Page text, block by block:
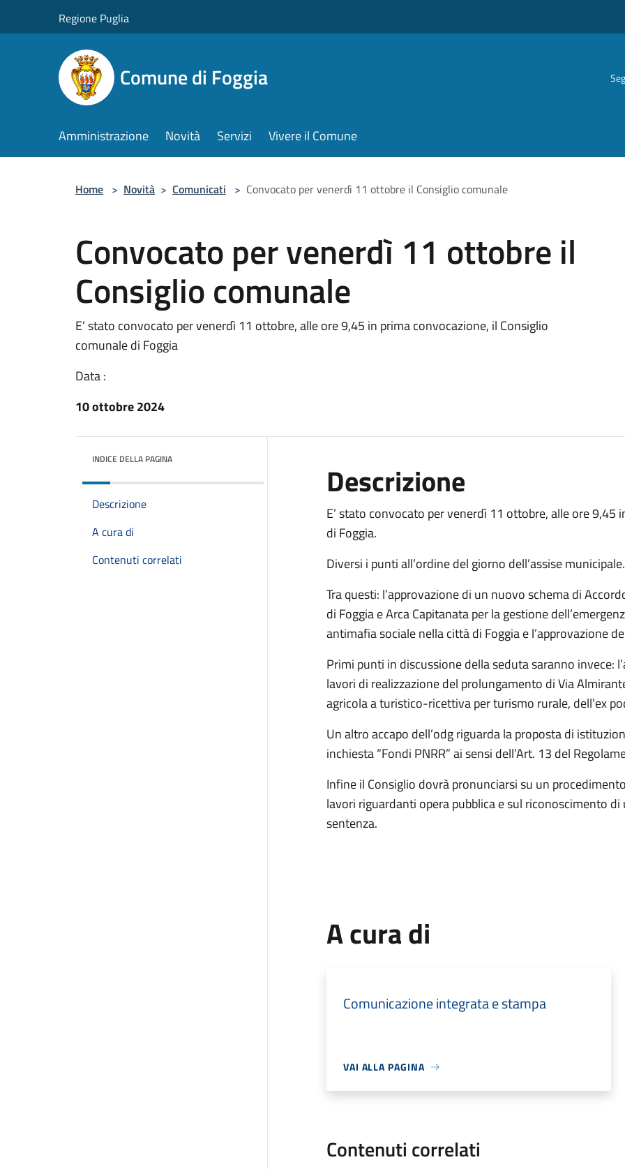
Regione Puglia
Comune di Foggia
Amministrazione Novità Servizi Vivere il Comune
Home > Novità > Comunicati > Convocato per venerdì 11 ottobre il Consiglio comunale
Convocato per venerdì 11 ottobre il
Consiglio comunale
E’ stato convocato per venerdì 11 ottobre, alle ore 9,45 in prima convocazione, il Consiglio
comunale di Foggia
Data :
10 ottobre 2024
INDICE DELLA PAGINA
Descrizione
A cura di
Contenuti correlati
Descrizione
E’ stato convocato per venerdì 11 ottobre, alle ore
di Foggia.
Diversi i punti all’ordine del giorno dell’assise municipale.
Tra questi: l’approvazione di un nuovo schema di
di Foggia e Arca Capitanata per la gestione
antimafia sociale nella città di Foggia e l’approvazione
Primi punti in discussione della seduta saranno invece:
lavori di realizzazione del prolungamento di Via
agricola a turistico-ricettiva per turismo rurale, dell’ex
Un altro accapo dell’odg riguarda la proposta di
inchiesta “Fondi PNRR” ai sensi dell’Art. 13 del
Infine il Consiglio dovrà pronunciarsi su un
lavori riguardanti opera pubblica e sul riconoscimento
sentenza.
A cura di
Comunicazione integrata e stampa
VAI ALLA PAGINA
Contenuti correlati